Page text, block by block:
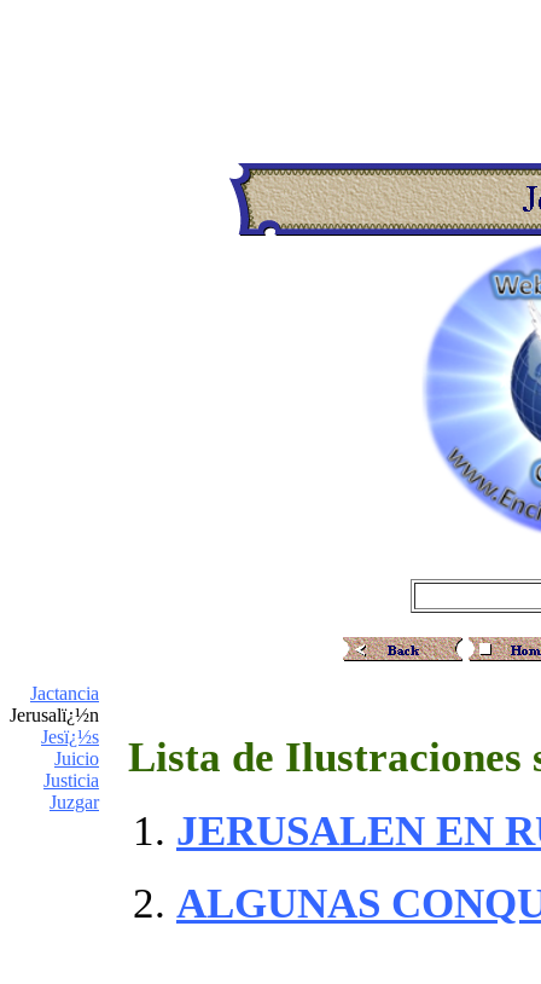
Jactancia
Jerusalï¿½n
Jesï¿½s
Juicio
Justicia
Juzgar
Lista de
JERUSALEN EN
ALGUNAS